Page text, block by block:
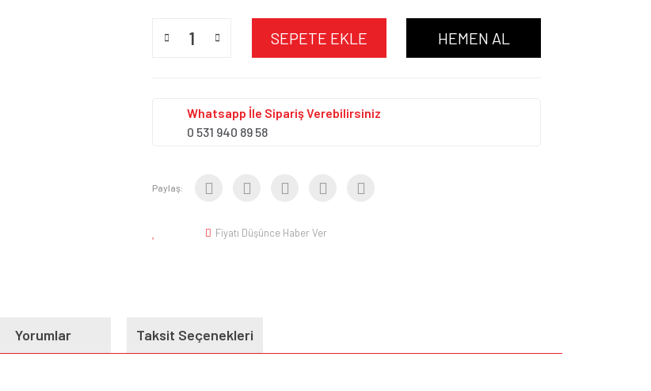
SEPETE EKLE HEMEN AL
Whatsapp İle Sipariş Verebilirsiniz
0 531 940 89 58
Paylaş:
Fiyatı Düşünce Haber Ver
Yorumlar Taksit Seçenekleri